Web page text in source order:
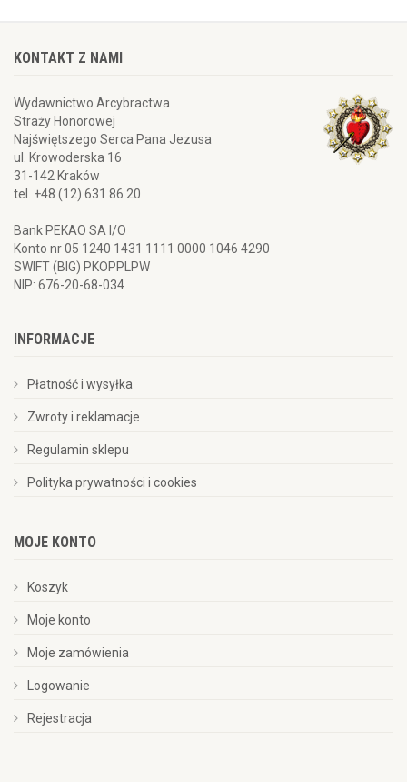
KONTAKT Z NAMI
Wydawnictwo Arcybractwa
Straży Honorowej
Najświętszego Serca Pana Jezusa
ul. Krowoderska 16
31-142 Kraków
tel. +48 (12) 631 86 20
Bank PEKAO SA I/O
Konto nr 05 1240 1431 1111 0000 1046 4290
SWIFT (BIG) PKOPPLPW
NIP: 676-20-68-034
INFORMACJE
Płatność i wysyłka
Zwroty i reklamacje
Regulamin sklepu
Polityka prywatności i cookies
MOJE KONTO
Koszyk
Moje konto
Moje zamówienia
Logowanie
Rejestracja